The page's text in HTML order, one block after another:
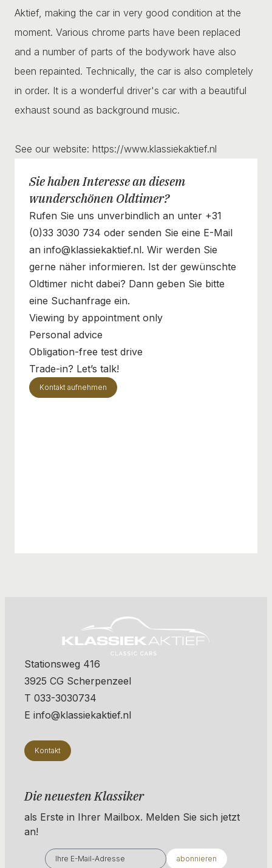
Aktief, making the car in very good condition at the
moment. Various chrome parts have been replaced
and a number of parts of the bodywork have also
been repainted. Technically, the car is also completely
in order. It is a wonderful driver's car with a beautiful
exhaust sound as background music.
See our website: https://www.klassiekaktief.nl
Sie haben Interesse an diesem
wunderschönen Oldtimer?
Rufen Sie uns unverbindlich an unter +31
(0)33 3030 734 oder senden Sie eine E-Mail
an info@klassiekaktief.nl. Wir werden Sie
gerne näher informieren. Ist der gewünschte
Oldtimer nicht dabei? Dann geben Sie bitte
eine Suchanfrage ein.
Viewing by appointment only
Personal advice
Obligation-free test drive
Trade-in? Let’s talk!
Kontakt aufnehmen
Stationsweg 416
3925 CG Scherpenzeel
T 033-3030734
E info@klassiekaktief.nl
Kontakt
Die neuesten Klassiker
als Erste in Ihrer Mailbox. ​​​​​​Melden Sie sich jetzt
an!
abonnieren